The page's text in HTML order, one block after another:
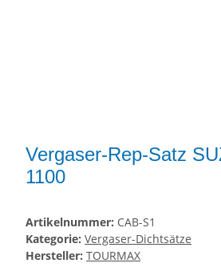
Vergaser-Rep-Satz
1100
Artikelnummer: CAB-S1
Kategorie: Vergaser-Dichtsätze
Hersteller: TOURMAX